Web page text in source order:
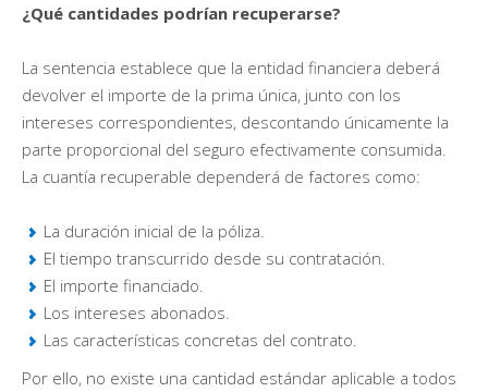
¿Qué cantidades podrían recuperarse?
La sentencia establece que la entidad financiera deberá
devolver el importe de la prima única, junto con los
intereses correspondientes, descontando únicamente la
parte proporcional del seguro efectivamente consumida.
La cuantía recuperable dependerá de factores como:
La duración inicial de la póliza.
El tiempo transcurrido desde su contratación.
El importe financiado.
Los intereses abonados.
Las características concretas del contrato.
Por ello, no existe una cantidad estándar aplicable a todos